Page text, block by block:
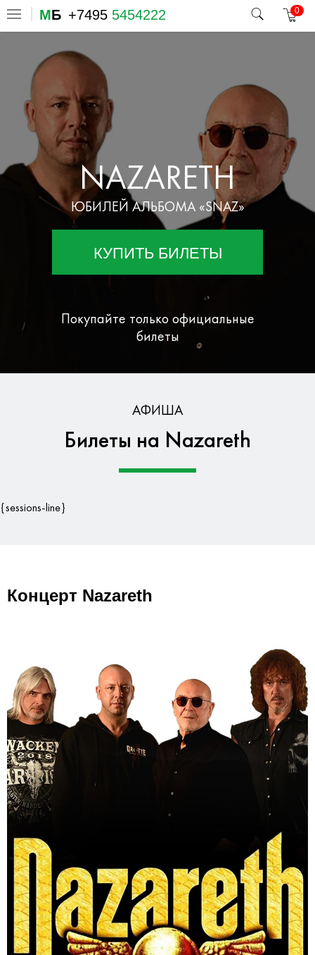
МБ +7495 5454222 0
NAZARETH
ЮБИЛЕЙ АЛЬБОМА «SNAZ»
КУПИТЬ БИЛЕТЫ
Покупайте только официальные
билеты
Гарантия безопасности данных
АФИША
Билеты на Nazareth
{sessions-line}
Концерт Nazareth